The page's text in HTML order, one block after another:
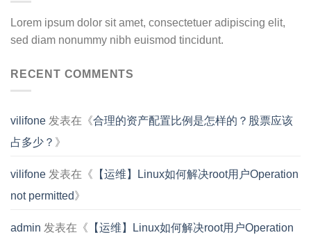
Lorem ipsum dolor sit amet, consectetuer adipiscing elit,
sed diam nonummy nibh euismod tincidunt.
RECENT COMMENTS
vilifone 发表在《合理的资产配置比例是怎样的？股票应该
占多少？ 》
vilifone 发表在《 【运维】Linux如何解决root用户Operation
not permitted》
admin 发表在《 【运维】Linux如何解决root用户Operation